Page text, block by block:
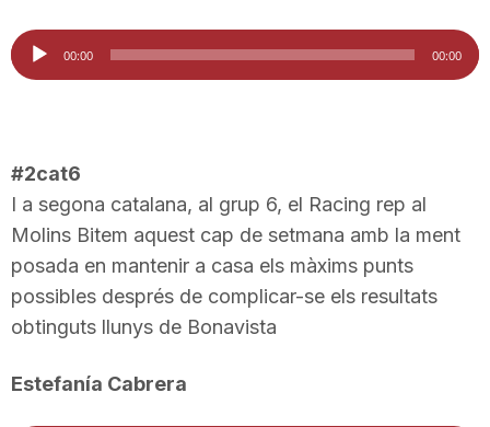
g
n
a
Reproductor
d'àudio
00:00 00:00
#2cat6
I a segona catalana, al grup 6, el Racing rep al
Molins Bitem aquest cap de setmana amb la ment
posada en mantenir a casa els màxims punts
possibles després de complicar-se els resultats
obtinguts llunys de Bonavista
Estefanía Cabrera